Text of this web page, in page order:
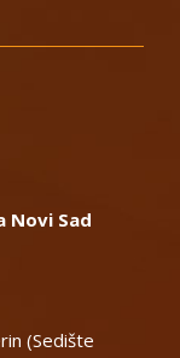
Novi Sad
(Sedište